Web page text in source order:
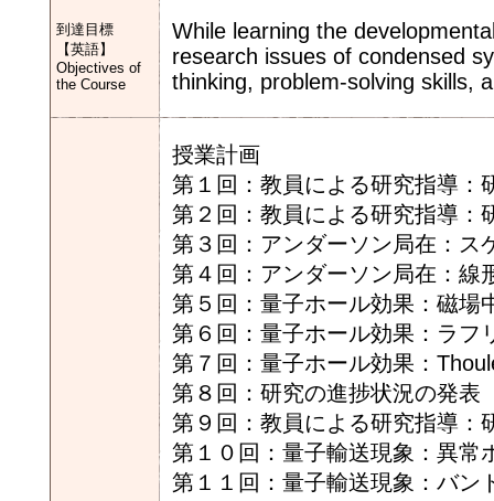
到達目標
【英語】
Objectives of
the Course
While learning the
research issues of condensed
thinking, problem-solving skills,
授業計画
第１回：教員による研究指導：
第２回：教員による研究指導：
第３回：アンダーソン局在：ス
第４回：アンダーソン局在：線
第５回：量子ホール効果：磁場
第６回：量子ホール効果：ラフ
第７回：量子ホール効果：
第８回：研究の進捗状況の発表
第９回：教員による研究指導：
第１０回：量子輸送現象：異常
第１１回：量子輸送現象：バン